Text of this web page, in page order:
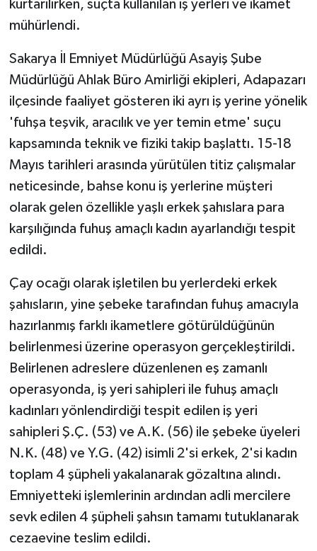
kurtarılırken, suçta kullanılan iş yerleri ve ikamet
mühürlendi.
Sakarya İl Emniyet Müdürlüğü Asayiş Şube
Müdürlüğü Ahlak Büro Amirliği ekipleri, Adapazarı
ilçesinde faaliyet gösteren iki ayrı iş yerine yönelik
'fuhşa teşvik, aracılık ve yer temin etme' suçu
kapsamında teknik ve fiziki takip başlattı. 15-18
Mayıs tarihleri arasında yürütülen titiz çalışmalar
neticesinde, bahse konu iş yerlerine müşteri
olarak gelen özellikle yaşlı erkek şahıslara para
karşılığında fuhuş amaçlı kadın ayarlandığı tespit
edildi.
Çay ocağı olarak işletilen bu yerlerdeki erkek
şahısların, yine şebeke tarafından fuhuş amacıyla
hazırlanmış farklı ikametlere götürüldüğünün
belirlenmesi üzerine operasyon gerçekleştirildi.
Belirlenen adreslere düzenlenen eş zamanlı
operasyonda, iş yeri sahipleri ile fuhuş amaçlı
kadınları yönlendirdiği tespit edilen iş yeri
sahipleri Ş.Ç. (53) ve A.K. (56) ile şebeke üyeleri
N.K. (48) ve Y.G. (42) isimli 2'si erkek, 2'si kadın
toplam 4 şüpheli yakalanarak gözaltına alındı.
Emniyetteki işlemlerinin ardından adli mercilere
sevk edilen 4 şüpheli şahsın tamamı tutuklanarak
cezaevine teslim edildi.